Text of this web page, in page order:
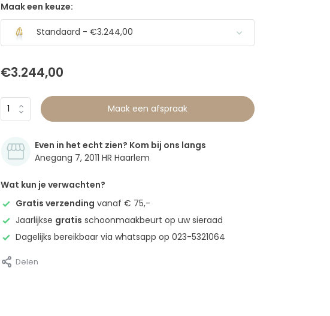
Maak een keuze:
Standaard - €3.244,00
€3.244,00
Maak een afspraak
Even in het echt zien? Kom bij ons langs
Anegang 7, 2011 HR Haarlem
Wat kun je verwachten?
Gratis verzending vanaf € 75,-
Jaarlijkse gratis schoonmaakbeurt op uw sieraad
Dagelijks bereikbaar via whatsapp op 023-5321064
Delen